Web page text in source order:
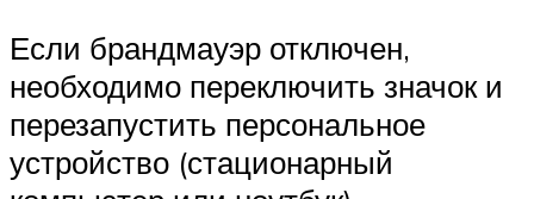
Если брандмауэр отключен,
необходимо переключить значок и
перезапустить персональное
устройство (стационарный